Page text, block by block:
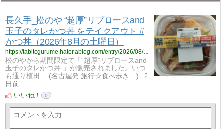
長久手_松のや “超厚”リブロースand
玉子のタレかつ丼 をテイクアウト #
かつ丼（2026年8月の土曜日）
https://tabitogurume.hatenablog.com/entry/2026/08/07/075342
松のやから期間限定で「“超厚”リブロースand
玉子のタレかつ丼 」が販売されました。いつ
も通り植田…
名古屋発 旅行☆食べ歩き…
2
日前
いいね！
0